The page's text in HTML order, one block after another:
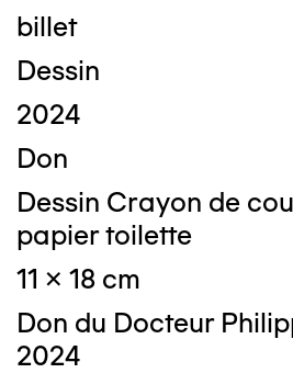
billet
Dessin
2024
Don
Dessin Crayon de
papier toilette
11 x 18 cm
Don du Docteur
2024